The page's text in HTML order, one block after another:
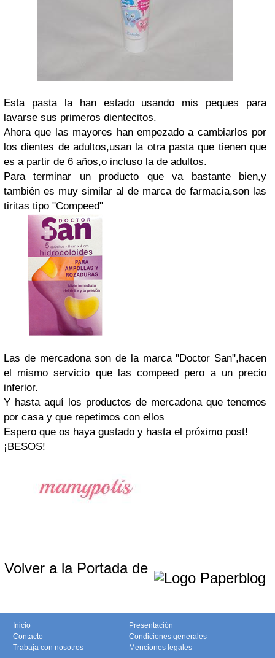
Esta pasta la han estado usando mis peques para
lavarse sus primeros dientecitos.
Ahora que las mayores han empezado a cambiarlos por
los dientes de adultos,usan la otra pasta que tienen que
es a partir de 6 años,o incluso la de adultos.
Para terminar un producto que va bastante bien,y
también es muy similar al de marca de farmacia,son las
tiritas tipo "Compeed"
Las de mercadona son de la marca "Doctor San",hacen
el mismo servicio que las compeed pero a un precio
inferior.
Y hasta aquí los productos de mercadona que tenemos
por casa y que repetimos con ellos
Espero que os haya gustado y hasta el próximo post!
¡BESOS!
Volver a la Portada de
Inicio
Contacto
Trabaja con nosotros
Presentación
Condiciones generales
Menciones legales